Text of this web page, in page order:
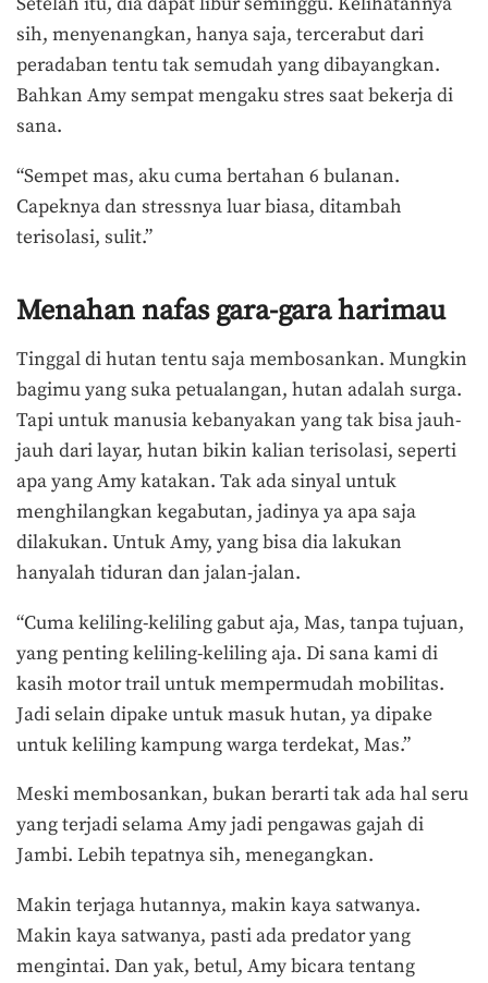
sih, menyenangkan, hanya saja, tercerabut dari
peradaban tentu tak semudah yang dibayangkan.
Bahkan Amy sempat mengaku stres saat bekerja di
sana.
“Sempet mas, aku cuma bertahan 6 bulanan.
Capeknya dan stressnya luar biasa, ditambah
terisolasi, sulit.”
Menahan nafas gara-gara harimau
Tinggal di hutan tentu saja membosankan. Mungkin
bagimu yang suka petualangan, hutan adalah surga.
Tapi untuk manusia kebanyakan yang tak bisa jauh-
jauh dari layar, hutan bikin kalian terisolasi, seperti
apa yang Amy katakan. Tak ada sinyal untuk
menghilangkan kegabutan, jadinya ya apa saja
dilakukan. Untuk Amy, yang bisa dia lakukan
hanyalah tiduran dan jalan-jalan.
“Cuma keliling-keliling gabut aja, Mas, tanpa tujuan,
yang penting keliling-keliling aja. Di sana kami di
kasih motor trail untuk mempermudah mobilitas.
Jadi selain dipake untuk masuk hutan, ya dipake
untuk keliling kampung warga terdekat, Mas.”
Meski membosankan, bukan berarti tak ada hal seru
yang terjadi selama Amy jadi pengawas gajah di
Jambi. Lebih tepatnya sih, menegangkan.
Makin terjaga hutannya, makin kaya satwanya.
Makin kaya satwanya, pasti ada predator yang
mengintai. Dan yak, betul, Amy bicara tentang